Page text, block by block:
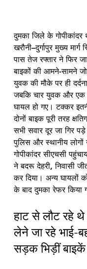
दुमका जिले के गोपीकांदर
खरौनी–दुर्गापुर मुख्य
पास तेज रफ्तार ने फिर
बाइकों की आमने-सामने
युवक की मौके पर ही
जबकि चार युवक और एक
घायल हो गए। टक्कर
दोनों बाइक पूरी तरह
सभी सवार दूर जा गिर
पुलिस और स्थानीय लोगों
गोपीकांदर सीएचसी
ने बदरू देहरी, निवासी
कर दिया। अन्य घायलों
के बाद दुमका रेफर किया
हाट से लौट रहे
लेने जा रहे भाई-
सड़क भिड़ीं बाइकें